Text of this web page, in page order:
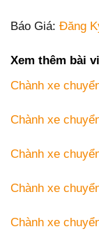
Báo Giá: Đăng
Xem thêm bài
Chành xe
Chành xe
Chành xe
Chành xe
Chành xe